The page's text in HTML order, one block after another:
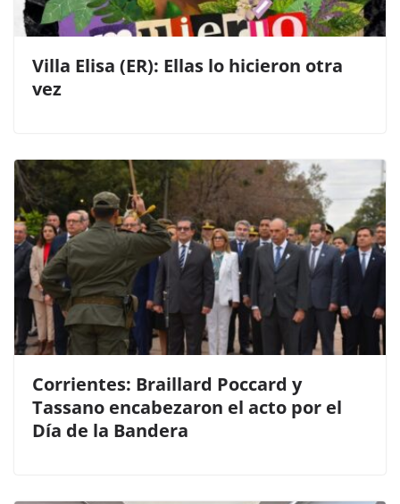
Villa Elisa (ER): Ellas lo hicieron otra
vez
Corrientes: Braillard Poccard y
Tassano encabezaron el acto por el
Día de la Bandera